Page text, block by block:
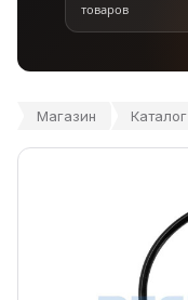
товаров
Магазин Каталог